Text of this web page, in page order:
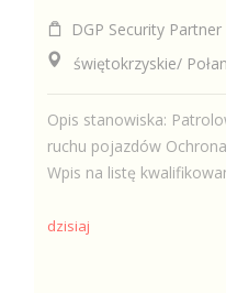
DGP Security Partner
świętokrzyskie/
Opis stanowiska:
ruchu pojazdów
Wpis na listę
dzisiaj